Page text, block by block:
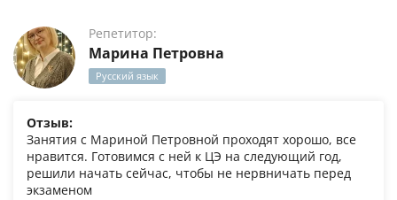
Репетитор:
Марина Петровна
Русский язык
Отзыв:
Занятия с Мариной Петровной проходят хорошо, все
нравится. Готовимся с ней к ЦЭ на следующий год,
решили начать сейчас, чтобы не нервничать перед
экзаменом